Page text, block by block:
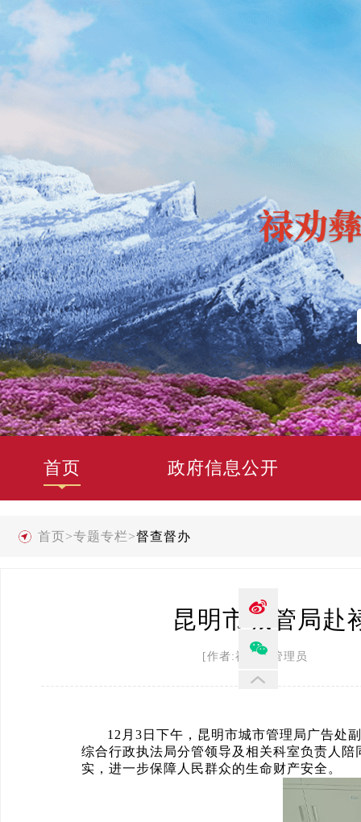
首页 政府信息公开
首页>专题专栏>督查督办
昆明市城管局赴
[作者:禄劝县管理员 发
12月3日下午，昆明市城市管理局广告处
综合行政执法局分管领导及相关科室负责人
实，进一步保障人民群众的生命财产安全。